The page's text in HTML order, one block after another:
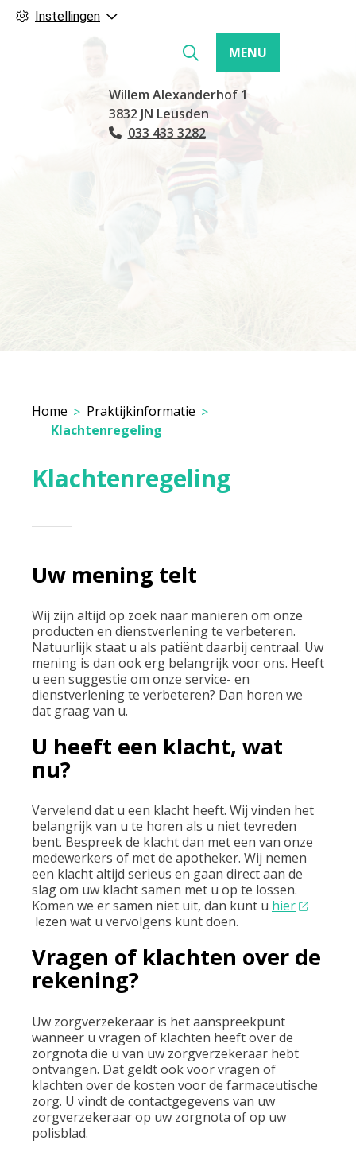
Instellingen
Hoofdmenu
MENU
Willem Alexanderhof 1
3832 JN Leusden
Tel:
033 433 3282
Home
Praktijkinformatie
Klachtenregeling
Klachtenregeling
Uw mening telt
Wij zijn altijd op zoek naar manieren om onze
producten en dienstverlening te verbeteren.
Natuurlijk staat u als patiënt daarbij centraal. Uw
mening is dan ook erg belangrijk voor ons. Heeft
u een suggestie om onze service- en
dienstverlening te verbeteren? Dan horen we
dat graag van u.
U heeft een klacht, wat
nu?
Vervelend dat u een klacht heeft. Wij vinden het
belangrijk van u te horen als u niet tevreden
bent. Bespreek de klacht dan met een van onze
medewerkers of met de apotheker. Wij nemen
een klacht altijd serieus en gaan direct aan de
slag om uw klacht samen met u op te lossen.
Komen we er samen niet uit, dan kunt u hier
lezen wat u vervolgens kunt doen.
Vragen of klachten over de
rekening?
Uw zorgverzekeraar is het aanspreekpunt
wanneer u vragen of klachten heeft over de
zorgnota die u van uw zorgverzekeraar hebt
ontvangen. Dat geldt ook voor vragen of
klachten over de kosten voor de farmaceutische
zorg. U vindt de contactgegevens van uw
zorgverzekeraar op uw zorgnota of op uw
polisblad.